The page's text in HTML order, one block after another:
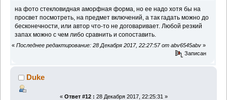
на фото стекловидная аморфная форма, но ее надо хотя бы на
просвет посмотреть, на предмет включений, а так гадать можно до
бесконечности, или автор что-то не договаривает. Любой резкий
запах можно с чем либо сравнить и сопоставить.
« Последнее редактирование: 28 Декабря 2017, 22:27:57 от abv6545abv »
Записан
Duke
« Ответ #12 : 28 Декабря 2017, 22:25:31 »